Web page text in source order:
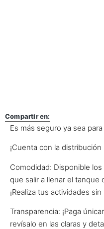
Compartir en:
Es más seguro ya sea
¡Cuenta con la
Comodidad: Disponible
que salir a llenar el tanque
¡Realiza tus actividades
Transparencia: ¡Paga
revísalo en las claras y